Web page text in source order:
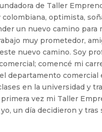
de Taller
optimista,
un nuevo camino para
muy prometedor,
nuevo camino. Soy
comencé mi
departamento comercial
en la universidad y
vez mi Taller
un día decidieron y